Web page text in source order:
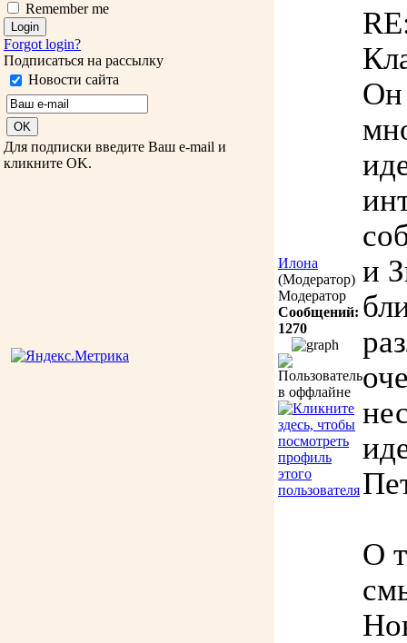
Remember me
Forgot login?
Подписаться на рассылку
Новости сайта
Для подписки введите Ваш e-mail и
кликните OK.
Илона
(Модератор)
Модератор
Сообщений:
1270
Он
и
О